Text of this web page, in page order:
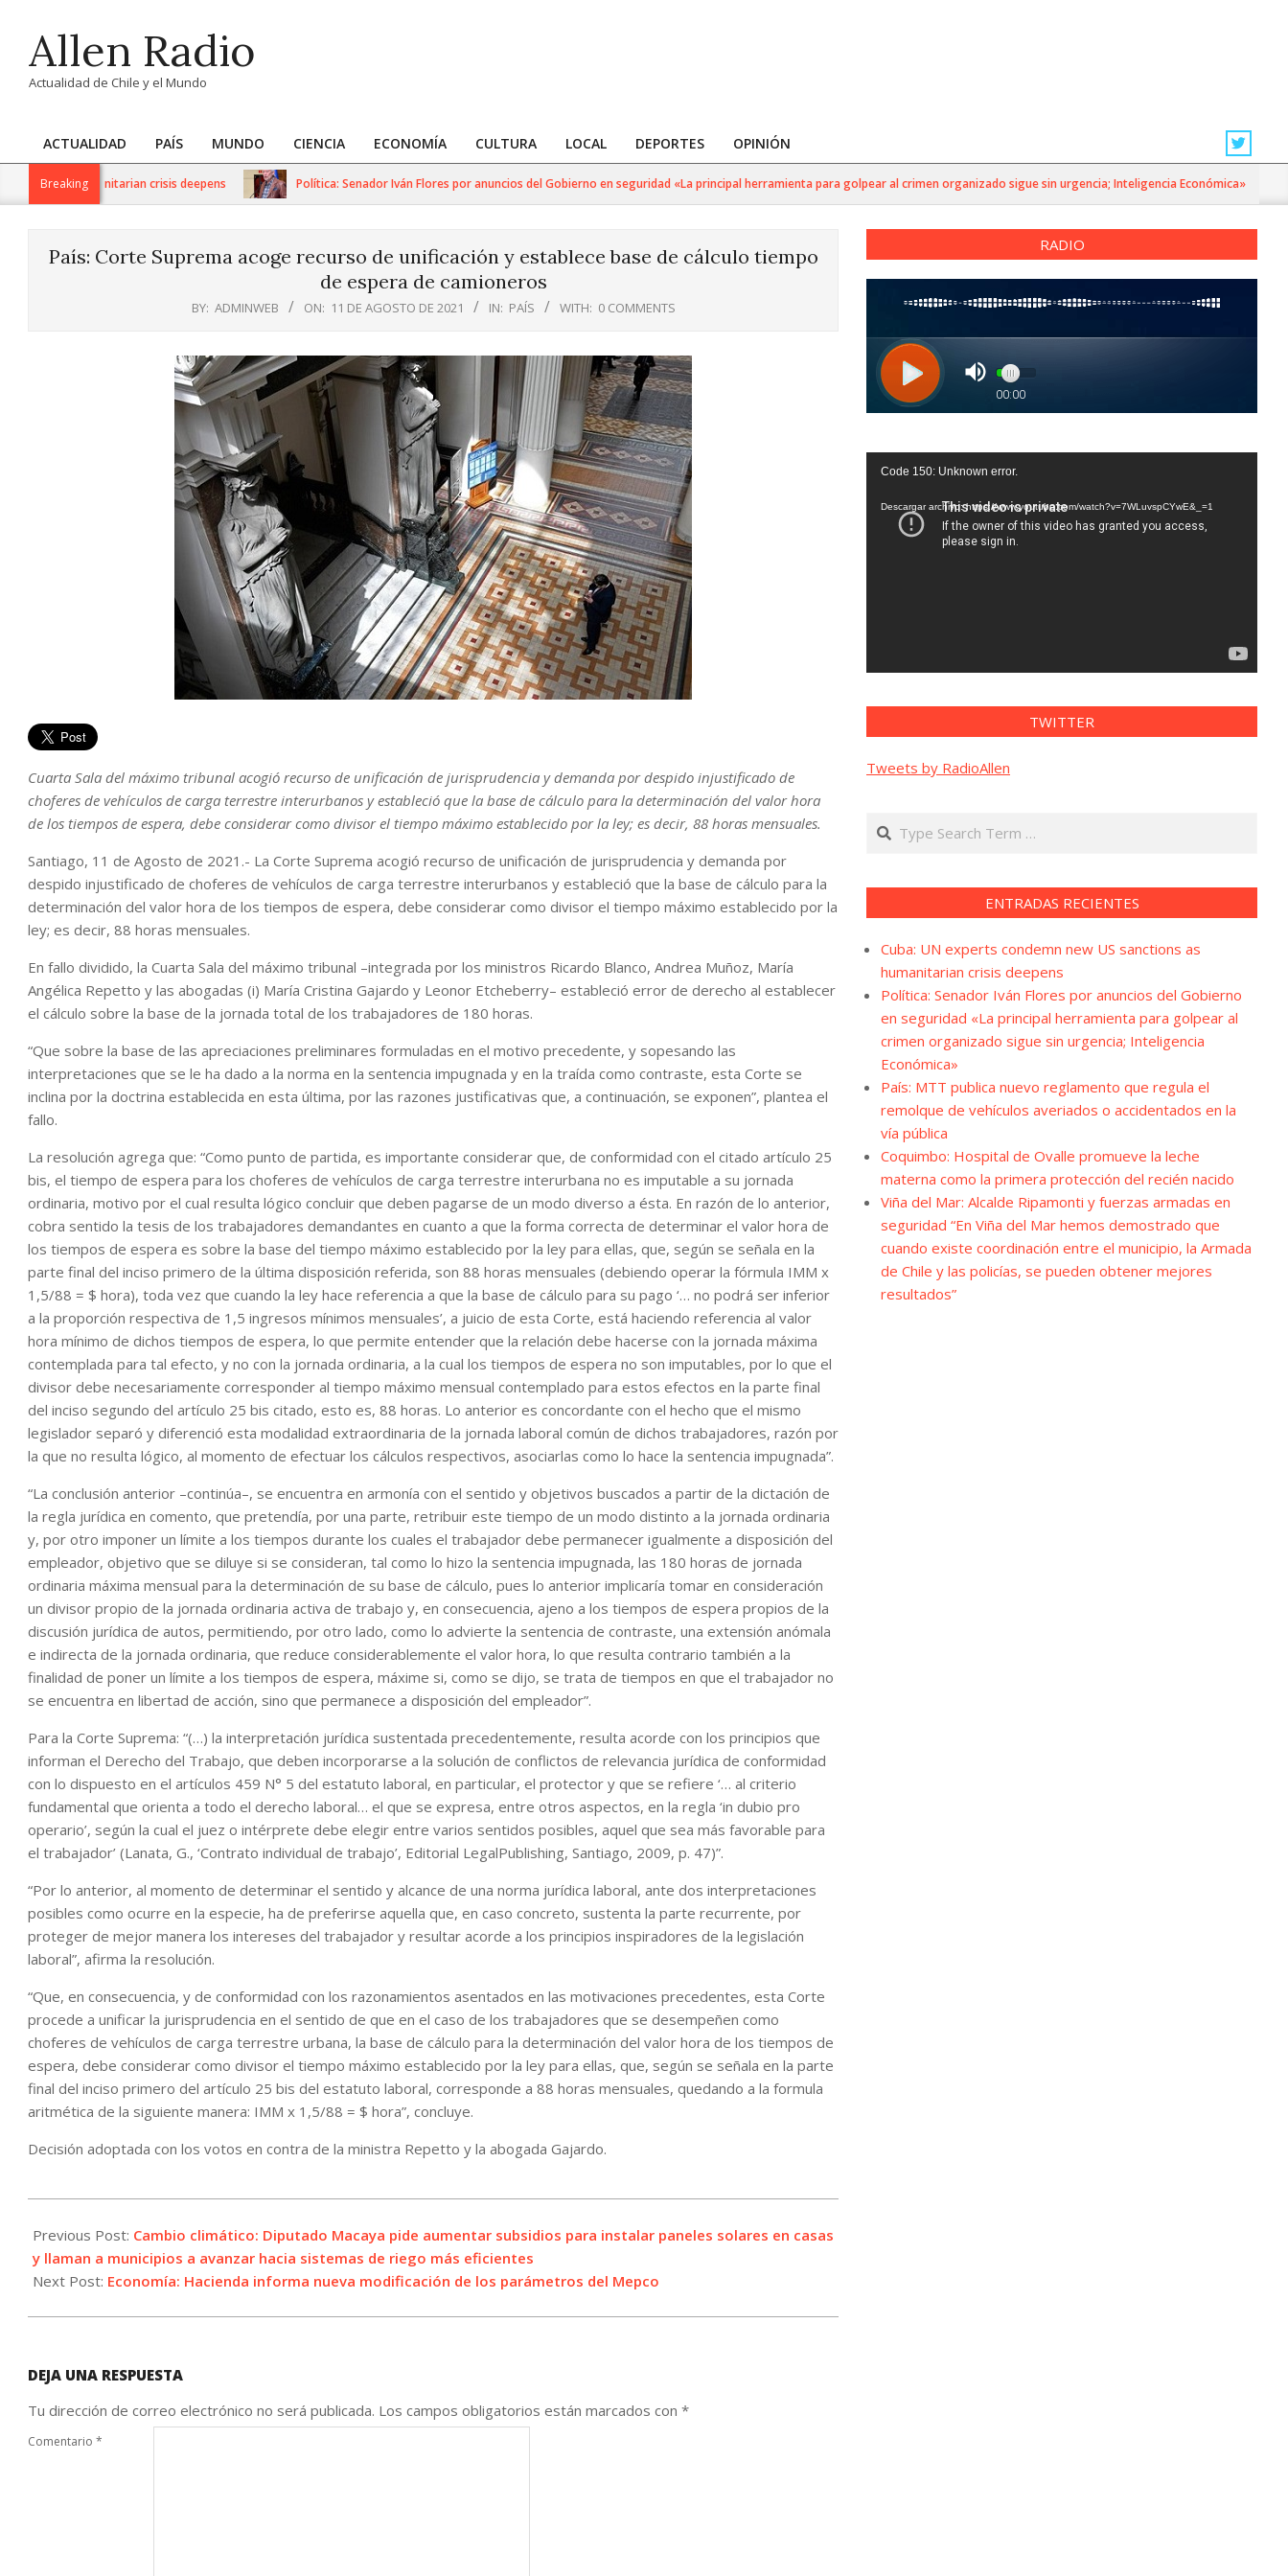
contentAllen Radio
Actualidad de Chile y el Mundo
Primary
Navigation
ACTUALIDAD PAÍS MUNDO CIENCIA ECONOMÍA CULTURA LOCAL DEPORTES OPINIÓN
Breaking
as humanitarian crisis deepens Política: Senador Iván Flores por anuncios del Gobierno en seguridad «La principal herramienta para golpear al crimen organizado sigue sin urgencia; Inteligencia Económica»
País: Corte Suprema acoge recurso de unificación y establece base de cálculo tiempo
de espera de camioneros
BY: ADMINWEB ON: 11 DE AGOSTO DE 2021 IN: PAÍS WITH: 0 COMMENTS
Cuarta Sala del máximo tribunal acogió recurso de unificación de jurisprudencia y demanda por despido injustificado de
choferes de vehículos de carga terrestre interurbanos y estableció que la base de cálculo para la determinación del valor hora
de los tiempos de espera, debe considerar como divisor el tiempo máximo establecido por la ley; es decir, 88 horas mensuales.
Santiago, 11 de Agosto de 2021.- La Corte Suprema acogió recurso de unificación de jurisprudencia y demanda por
despido injustificado de choferes de vehículos de carga terrestre interurbanos y estableció que la base de cálculo para la
determinación del valor hora de los tiempos de espera, debe considerar como divisor el tiempo máximo establecido por la
ley; es decir, 88 horas mensuales.
En fallo dividido, la Cuarta Sala del máximo tribunal –integrada por los ministros Ricardo Blanco, Andrea Muñoz, María
Angélica Repetto y las abogadas (i) María Cristina Gajardo y Leonor Etcheberry– estableció error de derecho al establecer
el cálculo sobre la base de la jornada total de los trabajadores de 180 horas.
“Que sobre la base de las apreciaciones preliminares formuladas en el motivo precedente, y sopesando las
interpretaciones que se le ha dado a la norma en la sentencia impugnada y en la traída como contraste, esta Corte se
inclina por la doctrina establecida en esta última, por las razones justificativas que, a continuación, se exponen”, plantea el
fallo.
La resolución agrega que: “Como punto de partida, es importante considerar que, de conformidad con el citado artículo 25
bis, el tiempo de espera para los choferes de vehículos de carga terrestre interurbana no es imputable a su jornada
ordinaria, motivo por el cual resulta lógico concluir que deben pagarse de un modo diverso a ésta. En razón de lo anterior,
cobra sentido la tesis de los trabajadores demandantes en cuanto a que la forma correcta de determinar el valor hora de
los tiempos de espera es sobre la base del tiempo máximo establecido por la ley para ellas, que, según se señala en la
parte final del inciso primero de la última disposición referida, son 88 horas mensuales (debiendo operar la fórmula IMM x
1,5/88 = $ hora), toda vez que cuando la ley hace referencia a que la base de cálculo para su pago ‘… no podrá ser inferior
a la proporción respectiva de 1,5 ingresos mínimos mensuales’, a juicio de esta Corte, está haciendo referencia al valor
hora mínimo de dichos tiempos de espera, lo que permite entender que la relación debe hacerse con la jornada máxima
contemplada para tal efecto, y no con la jornada ordinaria, a la cual los tiempos de espera no son imputables, por lo que el
divisor debe necesariamente corresponder al tiempo máximo mensual contemplado para estos efectos en la parte final
del inciso segundo del artículo 25 bis citado, esto es, 88 horas. Lo anterior es concordante con el hecho que el mismo
legislador separó y diferenció esta modalidad extraordinaria de la jornada laboral común de dichos trabajadores, razón por
la que no resulta lógico, al momento de efectuar los cálculos respectivos, asociarlas como lo hace la sentencia impugnada”.
“La conclusión anterior –continúa–, se encuentra en armonía con el sentido y objetivos buscados a partir de la dictación de
la regla jurídica en comento, que pretendía, por una parte, retribuir este tiempo de un modo distinto a la jornada ordinaria
y, por otro imponer un límite a los tiempos durante los cuales el trabajador debe permanecer igualmente a disposición del
empleador, objetivo que se diluye si se consideran, tal como lo hizo la sentencia impugnada, las 180 horas de jornada
ordinaria máxima mensual para la determinación de su base de cálculo, pues lo anterior implicaría tomar en consideración
un divisor propio de la jornada ordinaria activa de trabajo y, en consecuencia, ajeno a los tiempos de espera propios de la
discusión jurídica de autos, permitiendo, por otro lado, como lo advierte la sentencia de contraste, una extensión anómala
e indirecta de la jornada ordinaria, que reduce considerablemente el valor hora, lo que resulta contrario también a la
finalidad de poner un límite a los tiempos de espera, máxime si, como se dijo, se trata de tiempos en que el trabajador no
se encuentra en libertad de acción, sino que permanece a disposición del empleador”.
Para la Corte Suprema: “(…) la interpretación jurídica sustentada precedentemente, resulta acorde con los principios que
informan el Derecho del Trabajo, que deben incorporarse a la solución de conflictos de relevancia jurídica de conformidad
con lo dispuesto en el artículos 459 N° 5 del estatuto laboral, en particular, el protector y que se refiere ‘… al criterio
fundamental que orienta a todo el derecho laboral… el que se expresa, entre otros aspectos, en la regla ‘in dubio pro
operario’, según la cual el juez o intérprete debe elegir entre varios sentidos posibles, aquel que sea más favorable para
el trabajador’ (Lanata, G., ‘Contrato individual de trabajo’, Editorial LegalPublishing, Santiago, 2009, p. 47)”.
“Por lo anterior, al momento de determinar el sentido y alcance de una norma jurídica laboral, ante dos interpretaciones
posibles como ocurre en la especie, ha de preferirse aquella que, en caso concreto, sustenta la parte recurrente, por
proteger de mejor manera los intereses del trabajador y resultar acorde a los principios inspiradores de la legislación
laboral”, afirma la resolución.
“Que, en consecuencia, y de conformidad con los razonamientos asentados en las motivaciones precedentes, esta Corte
procede a unificar la jurisprudencia en el sentido de que en el caso de los trabajadores que se desempeñen como
choferes de vehículos de carga terrestre urbana, la base de cálculo para la determinación del valor hora de los tiempos de
espera, debe considerar como divisor el tiempo máximo establecido por la ley para ellas, que, según se señala en la parte
final del inciso primero del artículo 25 bis del estatuto laboral, corresponde a 88 horas mensuales, quedando a la formula
aritmética de la siguiente manera: IMM x 1,5/88 = $ hora”, concluye.
Decisión adoptada con los votos en contra de la ministra Repetto y la abogada Gajardo.
08-
11
Previous Post: Cambio climático: Diputado Macaya pide aumentar subsidios para instalar paneles solares en casas
y llaman a municipios a avanzar hacia sistemas de riego más eficientes
Next Post: Economía: Hacienda informa nueva modificación de los parámetros del Mepco
DEJA UNA RESPUESTA
Tu dirección de correo electrónico no será publicada. Los campos obligatorios están marcados con *
Comentario *
RADIO
Reproductor
vídeo
Code 150: Unknown error.
Descargar archivo: https://www.youtube.com/watch?v=7WLuvspCYwE&_=1
TWITTER
Tweets by RadioAllen
Search
ENTRADAS RECIENTES
Cuba: UN experts condemn new US sanctions as
humanitarian crisis deepens
Política: Senador Iván Flores por anuncios del Gobierno
en seguridad «La principal herramienta para golpear al
crimen organizado sigue sin urgencia; Inteligencia
Económica»
País: MTT publica nuevo reglamento que regula el
remolque de vehículos averiados o accidentados en la
vía pública
Coquimbo: Hospital de Ovalle promueve la leche
materna como la primera protección del recién nacido
Viña del Mar: Alcalde Ripamonti y fuerzas armadas en
seguridad “En Viña del Mar hemos demostrado que
cuando existe coordinación entre el municipio, la Armada
de Chile y las policías, se pueden obtener mejores
resultados”